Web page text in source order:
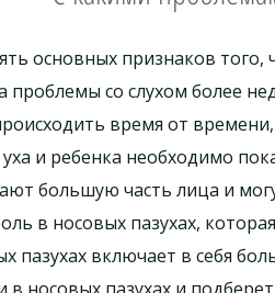
основных признаков того,
проблемы со слухом более
время от
и ребенка необходимо
большую часть лица и
в носовых пазухах,
пазухах включает в себя